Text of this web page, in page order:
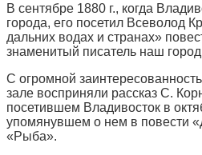
В сентябре 1880 г., когда
города, его посетил Всеволод
дальних водах и странах»
знаменитый писатель наш
С огромной
зале восприняли рассказ С.
посетившем Владивосток в
упомянувшем о нем в повести
«Рыба».